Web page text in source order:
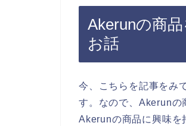
Akerunの商
お話
今、こちらを記事をみ
す。なので、Akerunの
Akerunの商品に興味を